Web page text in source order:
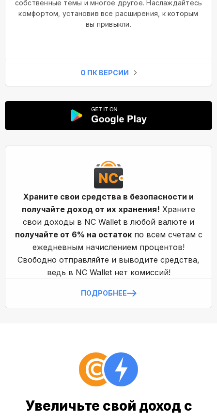
собственные темы и многое другое. Наслаждайтесь
комфортом, установив все расширения, к которым
вы привыкли.
О ПК ВЕРСИИ
Храните свои средства в безопасности и
получайте доход от их хранения! Храните
свои доходы в NC Wallet в любой валюте и
получайте от 6% на остатокпо всем счетам с
ежедневным начислением процентов!
Свободно отправляйте и выводите средства,
ведь в NC Wallet нет комиссий!
ПОДРОБНЕЕ
Увеличьте свой доход с